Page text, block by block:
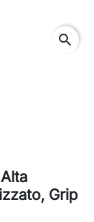
search
Grip